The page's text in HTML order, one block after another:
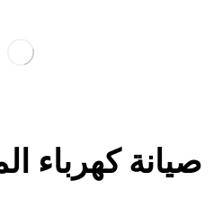
صيانة كهرباء